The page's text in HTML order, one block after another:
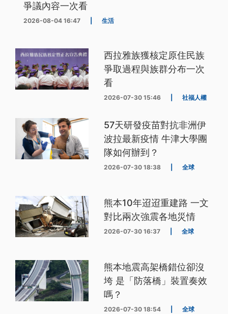
爭議內容一次看
2026-08-04 16:47 生活
西拉雅族獲核定原住民族
爭取過程與族群分布一次
看
2026-07-30 15:46 社福人權
57天研發疫苗對抗非洲伊
波拉最新疫情 牛津大學團
隊如何辦到？
2026-07-30 18:38 全球
熊本10年迢迢重建路 一文
對比兩次強震各地災情
2026-07-30 16:37 全球
熊本地震高架橋錯位卻沒
垮 是「防落橋」裝置奏效
嗎？
2026-07-30 18:54 全球